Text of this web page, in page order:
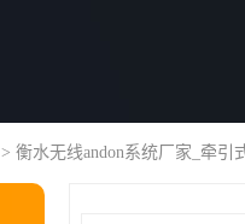
> 衡水无线andon系统厂家_牵引